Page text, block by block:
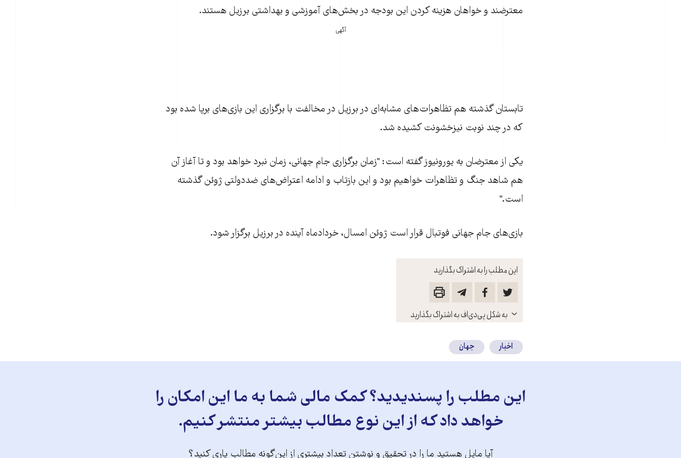
این مطلب را به اشتراک بگذارید
باز
کنید
به شکل پی‌دی‌اف به اشتراک بگذارید
معترضند و خواهان هزینه کردن این بودجه در بخش‌های آموزشی و بهداشتی برزیل هستند.
آگهی
تابستان گذشته هم تظاهرات‌های مشابه‌ای در برزیل در مخالفت با برگزاری این بازی‌های برپا شده بود
که در چند نوبت نیزخشونت کشیده شد.
یکی از معترضان به یورونیوز گفته است: "زمان برگزاری جام جهانی، زمان نبرد خواهد بود و تا آغاز آن
هم شاهد جنگ و تظاهرات خواهیم بود و این بازتاب و ادامه اعتراض‌های ضددولتی ژوئن گذشته
است."
بازی‌های جام جهانی فوتبال قرار است ژوئن امسال، خردادماه آینده در برزیل برگزار شود.
اخبار جهان
این مطلب را پسندیدید؟ کمک مالی شما به ما این امکان را
خواهد داد که از این نوع مطالب بیشتر منتشر کنیم.
آیا مایل هستید ما را در تحقیق و نوشتن تعداد بیشتری از این‌گونه مطالب یاری کنید؟